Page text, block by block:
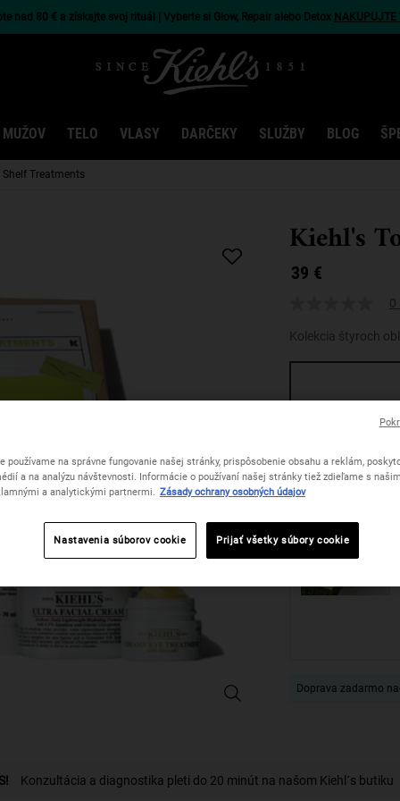
nad 80 € a získajte svoj rituál | Vyberte si Glow, Repair alebo Detox NAKUPUJTE
MUŽOV TELO VLASY DARČEKY SLUŽBY BLOG
Shelf Treatments
Kiehl's
39 €
0
Kiehl's Top Shelf Treatments -
Kolekcia štyroch
Doprava zadarmo
Konzultácia a diagnostika pleti do 20 minút na našom Kiehl´s butiku
používame na správne fungovanie našej stránky, prispôsobenie obsahu a reklám,
a na analýzu návštevnosti. Informácie o používaní našej stránky tiež zdieľame s
a analytickými partnermi. Zásady ochrany osobných údajov
Nastavenia súborov cookie Prijať všetky súbory cookie